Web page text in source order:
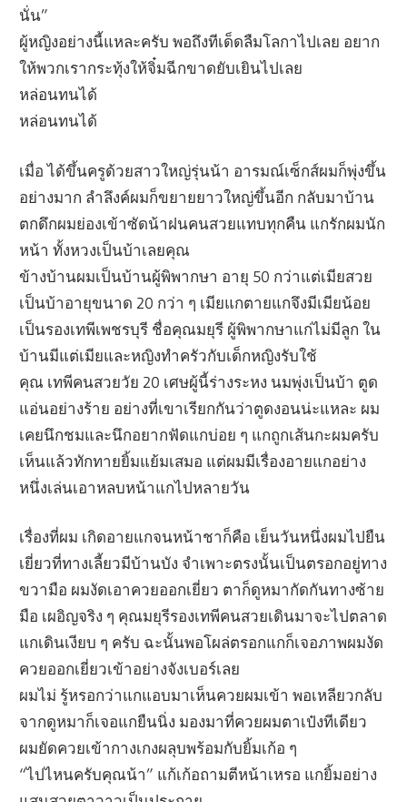
นั่น”
ผู้หญิงอย่างนี้แหละครับ พอถึงทีเด็ดลืมโลกาไปเลย อยาก
ให้พวกเรากระทุ้งให้จิ๋มฉีกขาดยับเยินไปเลย
หล่อนทนได้
หล่อนทนได้
เมื่อ ได้ขึ้นครูด้วยสาวใหญ่รุ่นน้า อารมณ์เซ็กส์ผมก็พุ่งขึ้น
อย่างมาก ลำลึงค์ผมก็ขยายยาวใหญ่ขึ้นอีก กลับมาบ้าน
ตกดึกผมย่องเข้าซัดน้าฝนคนสวยแทบทุกคืน แกรักผมนัก
หน้า ทั้งหวงเป็นบ้าเลยคุณ
ข้างบ้านผมเป็นบ้านผู้พิพากษา อายุ 50 กว่าแต่เมียสวย
เป็นบ้าอายุขนาด 20 กว่า ๆ เมียแกตายแกจึงมีเมียน้อย
เป็นรองเทพีเพชรบุรี ชื่อคุณมยุรี ผู้พิพากษาแก่ไม่มีลูก ใน
บ้านมีแต่เมียและหญิงทำครัวกับเด็กหญิงรับใช้
คุณ เทพีคนสวยวัย 20 เศษผู้นี้ร่างระหง นมพุ่งเป็นบ้า ตูด
แอ่นอย่างร้าย อย่างที่เขาเรียกกันว่าตูดงอนน่ะแหละ ผม
เคยนึกชมและนึกอยากฟัดแกบ่อย ๆ แกถูกเส้นกะผมครับ
เห็นแล้วทักทายยิ้มแย้มเสมอ แต่ผมมีเรื่องอายแกอย่าง
หนึ่งเล่นเอาหลบหน้าแกไปหลายวัน
เรื่องที่ผม เกิดอายแกจนหน้าชาก็คือ เย็นวันหนึ่งผมไปยืน
เยี่ยวที่ทางเลี้ยวมีบ้านบัง จำเพาะตรงนั้นเป็นตรอกอยู่ทาง
ขวามือ ผมงัดเอาควยออกเยี่ยว ตาก็ดูหมากัดกันทางซ้าย
มือ เผอิญจริง ๆ คุณมยุรีรองเทพีคนสวยเดินมาจะไปตลาด
แกเดินเงียบ ๆ ครับ ฉะนั้นพอโผล่ตรอกแกก็เจอภาพผมงัด
ควยออกเยี่ยวเข้าอย่างจังเบอร์เลย
ผมไม่ รู้หรอกว่าแกแอบมาเห็นควยผมเข้า พอเหลียวกลับ
จากดูหมาก็เจอแกยืนนิ่ง มองมาที่ควยผมตาเป๋งทีเดียว
ผมยัดควยเข้ากางเกงผลุบพร้อมกับยิ้มเก้อ ๆ
“ไปไหนครับคุณน้า” แก้เก้อถามตีหน้าเหรอ แกยิ้มอย่าง